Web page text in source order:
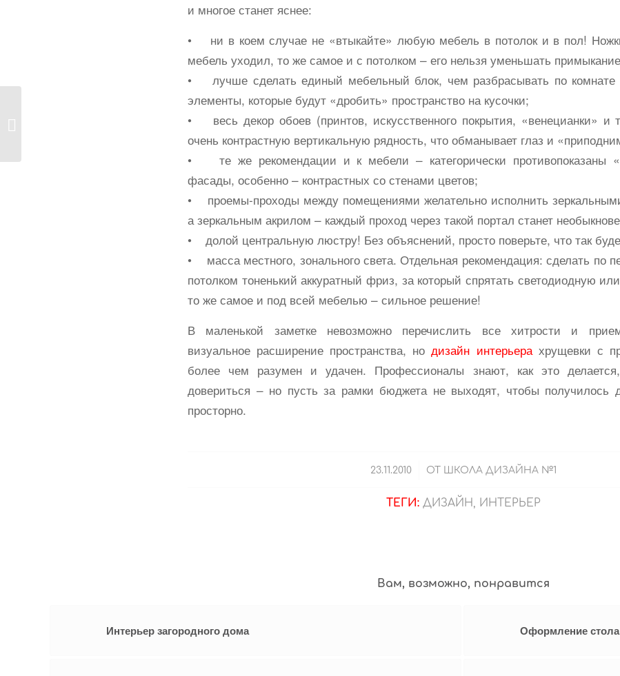
и многое станет яснее:
• ни в коем случае не «втыкайте» любую мебель в потолок и в пол!
мебель уходил, то же самое и с потолком – его нельзя уменьшать
• лучше сделать единый мебельный блок, чем разбрасывать по комнате
элементы, которые будут «дробить» пространство на кусочки;
• весь декор обоев (принтов, искусственного покрытия, «венецианки» и
очень контрастную вертикальную рядность, что обманывает глаз и
• те же рекомендации и к мебели – категорически противопоказаны
фасады, особенно – контрастных со стенами цветов;
• проемы-проходы между помещениями желательно исполнить
а зеркальным акрилом – каждый проход через такой портал станет
• долой центральную люстру! Без объяснений, просто поверьте, что так
• масса местного, зонального света. Отдельная рекомендация: сделать по
потолком тоненький аккуратный фриз, за который спрятать светодиодную
то же самое и под всей мебелью – сильное решение!
В маленькой заметке невозможно перечислить все хитрости и
визуальное расширение пространства, но дизайн интерьерахрущевки с
более чем разумен и удачен. Профессионалы знают, как это
довериться – но пусть за рамки бюджета не выходят, чтобы получилось
просторно.
23.11.2010
/ ОТ ШКОЛА ДИЗАЙНА №1
ТЕГИ: ДИЗАЙН, ИНТЕРЬЕР
Вам, возможно, понравится
Интерьер загородного дома Оформление